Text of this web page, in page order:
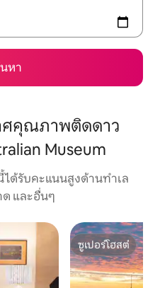
หา
ศคุณภาพติดดาว
Museum
ด้รับคะแนนสูงด้านทำเล
และอื่นๆ
ซูเปอร์โฮสต์
ซูเปอร์โฮสต์